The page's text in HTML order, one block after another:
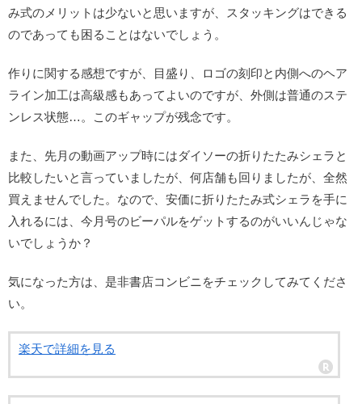
み式のメリットは少ないと思いますが、スタッキングはできる
のであっても困ることはないでしょう。
作りに関する感想ですが、目盛り、ロゴの刻印と内側へのヘア
ライン加工は高級感もあってよいのですが、外側は普通のステ
ンレス状態…。このギャップが残念です。
また、先月の動画アップ時にはダイソーの折りたたみシェラと
比較したいと言っていましたが、何店舗も回りましたが、全然
買えませんでした。なので、安価に折りたたみ式シェラを手に
入れるには、今月号のビーパルをゲットするのがいいんじゃな
いでしょうか？
気になった方は、是非書店コンビニをチェックしてみてくださ
い。
楽天で詳細を見る